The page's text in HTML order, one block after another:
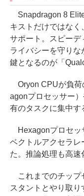
Snapdragon 8
キストだけではな
サポート。スピーデ
ライバシーを守り
鍵となるのが「
Oryon CPUが負荷
agonプロセッサー
有のタスクに集中す
Hexagonプロセッ
ベクトルアクセラレ
た。推論処理も高速
これまでのチップ
スタントとやり取